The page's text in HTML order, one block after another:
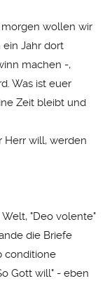
morgen wollen wir
Jahr dort
machen -,
Was ist euer
Zeit bleibt und
Herr will, werden
"Deo volente"
die Briefe
conditione
Gott will" - eben